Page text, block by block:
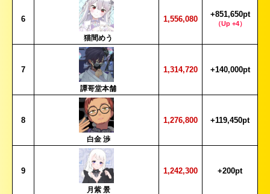
6
猫間めう
1,556,080
+851,650pt
（Up +4）
7
譚哥堂本舗
1,314,720 +140,000pt
8
白金 渉
1,276,800 +119,450pt
9
月紫 景
1,242,300 +200pt